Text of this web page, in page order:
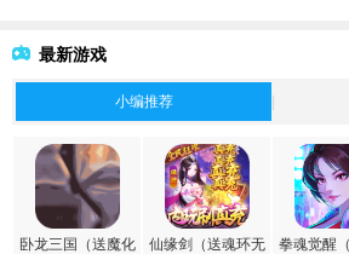
最新游戏
小编推荐
卧龙三国（送魔化
仙缘剑（送魂环无
拳魂觉醒